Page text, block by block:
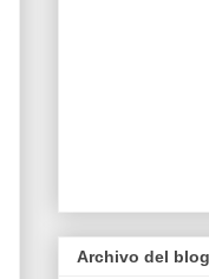
Archivo del blog